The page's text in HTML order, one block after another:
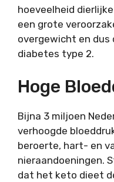
hoeveelheid
een grote
overgewicht en dus
diabetes type 2.
Hoge
Bijna 3 miljoen
verhoogde
beroerte, hart- en
nieraandoeningen.
dat het keto dieet